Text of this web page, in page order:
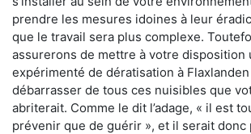
prendre les mesures idoines à leur
que le travail sera plus complexe.
assurerons de mettre à votre disposition
expérimenté de dératisation à
débarrasser de tous ces nuisibles que
abriterait. Comme le dit l’adage, « il est
prévenir que de guérir », et il serait donc